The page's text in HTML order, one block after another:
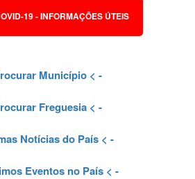
19 - INFORMAÇÕES ÚTEIS
Município< -
Freguesia< -
Notícias do País < -
Eventos no País < -